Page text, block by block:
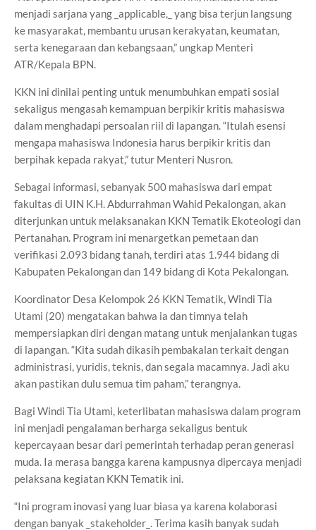
menjadi sarjana yang _applicable,_ yang bisa terjun langsung
ke masyarakat, membantu urusan kerakyatan, keumatan,
serta kenegaraan dan kebangsaan,” ungkap Menteri
ATR/Kepala BPN.
KKN ini dinilai penting untuk menumbuhkan empati sosial
sekaligus mengasah kemampuan berpikir kritis mahasiswa
dalam menghadapi persoalan riil di lapangan. “Itulah esensi
mengapa mahasiswa Indonesia harus berpikir kritis dan
berpihak kepada rakyat,” tutur Menteri Nusron.
Sebagai informasi, sebanyak 500 mahasiswa dari empat
fakultas di UIN K.H. Abdurrahman Wahid Pekalongan, akan
diterjunkan untuk melaksanakan KKN Tematik Ekoteologi dan
Pertanahan. Program ini menargetkan pemetaan dan
verifikasi 2.093 bidang tanah, terdiri atas 1.944 bidang di
Kabupaten Pekalongan dan 149 bidang di Kota Pekalongan.
Koordinator Desa Kelompok 26 KKN Tematik, Windi Tia
Utami (20) mengatakan bahwa ia dan timnya telah
mempersiapkan diri dengan matang untuk menjalankan tugas
di lapangan. “Kita sudah dikasih pembakalan terkait dengan
administrasi, yuridis, teknis, dan segala macamnya. Jadi aku
akan pastikan dulu semua tim paham,” terangnya.
Bagi Windi Tia Utami, keterlibatan mahasiswa dalam program
ini menjadi pengalaman berharga sekaligus bentuk
kepercayaan besar dari pemerintah terhadap peran generasi
muda. Ia merasa bangga karena kampusnya dipercaya menjadi
pelaksana kegiatan KKN Tematik ini.
“Ini program inovasi yang luar biasa ya karena kolaborasi
dengan banyak _stakeholder_. Terima kasih banyak sudah